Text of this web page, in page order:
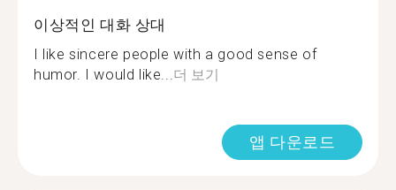
이상적인 대화 상대
I like sincere people with a good sense of
humor. I would like...더 보기
앱 다운로드